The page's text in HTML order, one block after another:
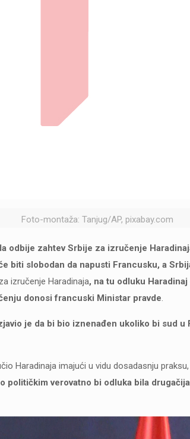
Foto-montaža: Tanjug/AP, pixabay.com
odbije zahtev Srbije za izručenje
biti slobodan da napusti Francusku, a
izručenje Haradinaja, na tu odluku
donosi francuski Ministar pravde.
je da bi bio iznenađen ukoliko bi sud
Haradinaja imajući u vidu dosadasnju
političkim verovatno bi odluka bila